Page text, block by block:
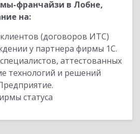
франчайзи в Лобне,
на:
(договоров ИТС)
у партнера фирмы 1С.
аттестованных
технологий и решений
статуса